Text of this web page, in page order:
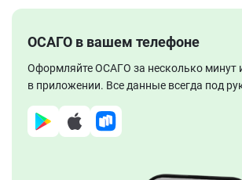
ОСАГО в вашем телефоне
Оформляйте ОСАГО за несколько минут
в приложении. Все данные всегда под